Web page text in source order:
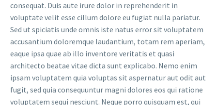
consequat. Duis aute irure dolor in reprehenderit in
voluptate velit esse cillum dolore eu fugiat nulla pariatur.
Sed ut spiciatis unde omnis iste natus error sit voluptatem
accusantium doloremque laudantium, totam rem aperiam,
eaque ipsa quae ab illo inventore veritatis et quasi
architecto beatae vitae dicta sunt explicabo. Nemo enim
ipsam voluptatem quia voluptas sit aspernatur aut odit aut
fugit, sed quia consequuntur magni dolores eos qui ratione
voluptatem sequi nesciunt. Neque porro quisquam est, qui